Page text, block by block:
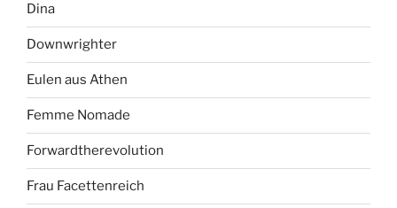
Dina
Downwrighter
Eulen aus Athen
Femme Nomade
Forwardtherevolution
Frau Facettenreich